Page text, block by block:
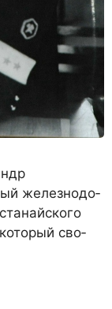
железнодо­
сво­